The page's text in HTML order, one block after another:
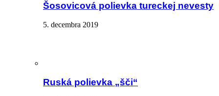
Šosovicová polievka tureckej nevesty
5. decembra 2019
Ruská polievka „šči“